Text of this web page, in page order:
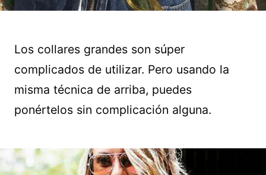
Los collares grandes son súper
complicados de utilizar. Pero usando la
misma técnica de arriba, puedes
ponértelos sin complicación alguna.